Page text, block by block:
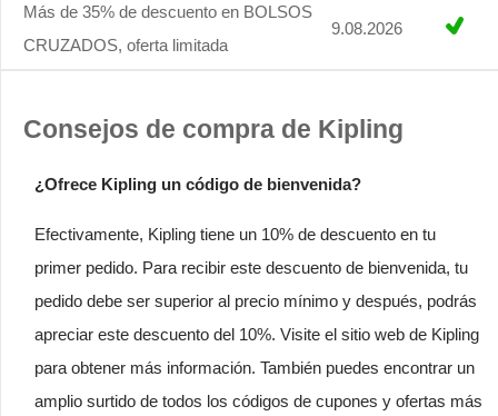
Más de 35% de descuento en BOLSOS
CRUZADOS, oferta limitada
9.08.2026
Consejos de compra de Kipling
¿Ofrece Kipling un código de bienvenida?
Efectivamente, Kipling tiene un 10% de descuento en tu
primer pedido. Para recibir este descuento de bienvenida, tu
pedido debe ser superior al precio mínimo y después, podrás
apreciar este descuento del 10%. Visite el sitio web de Kipling
para obtener más información. También puedes encontrar un
amplio surtido de todos los códigos de cupones y ofertas más